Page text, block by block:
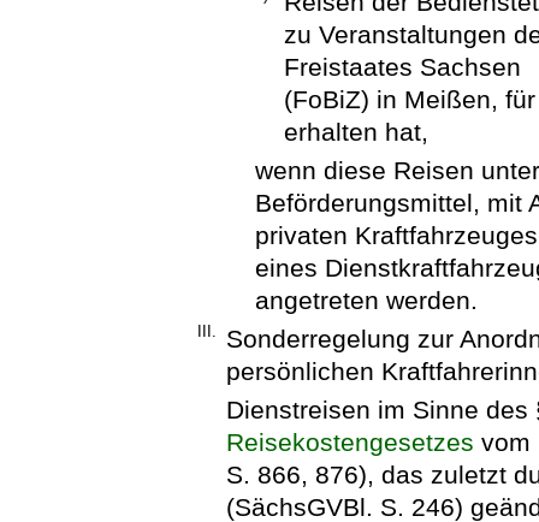
zu Veranstaltungen
Freistaates Sachsen
(FoBiZ) in Meißen,
erhalten hat,
wenn diese Reisen
Beförderungsmittel, mit
privaten
eines
angetreten werden.
III.
Sonderregelung zur
persönlichen
Dienstreisen im Sinne
Reisekostengesetzes vom
S. 866, 876), das zuletzt
(SächsGVBl. S. 246)